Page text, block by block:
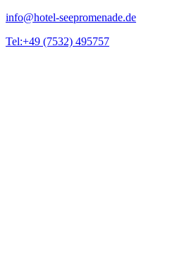
info@hotel-seepromenade.de
Tel:+49 (7532) 495757